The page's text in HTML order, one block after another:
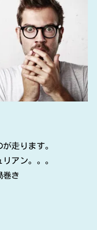
走ります。
アン。。。
巻き